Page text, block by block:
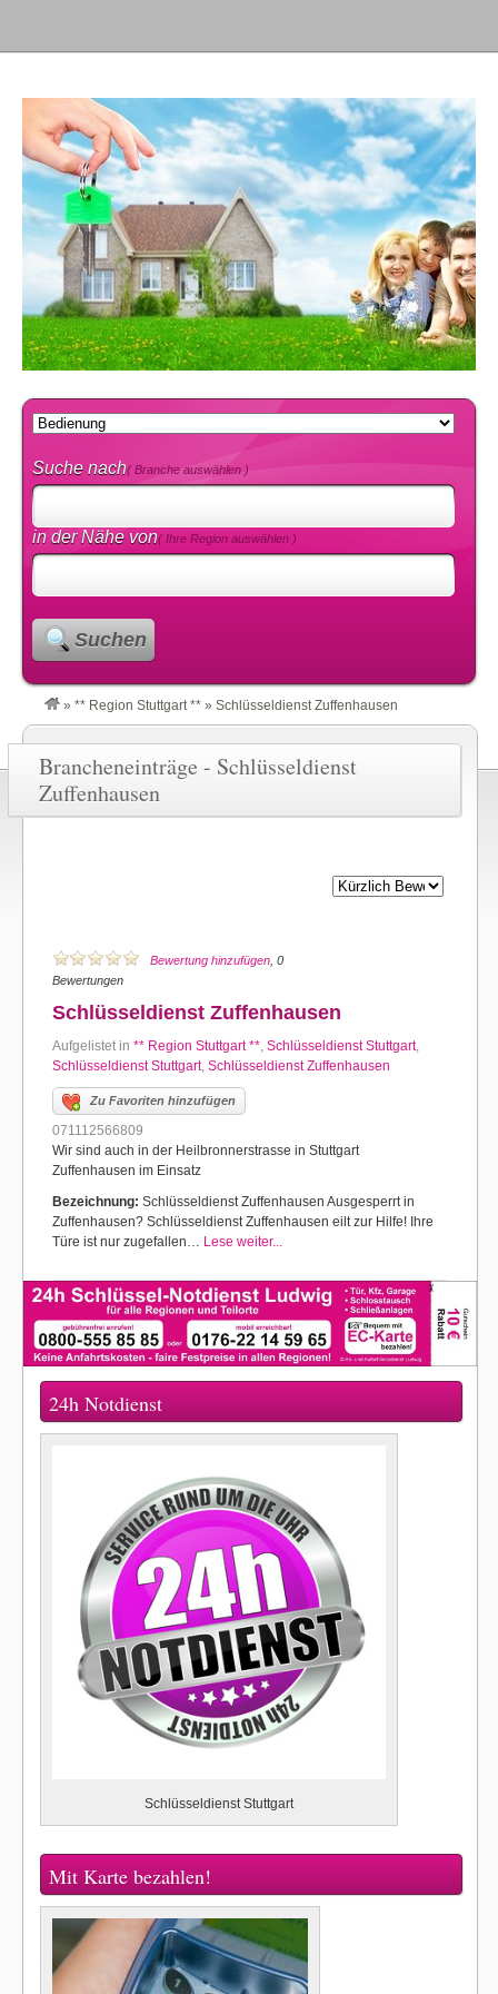
Suche nach( Branche auswählen )
in der Nähe von( Ihre Region auswählen )
Suchen
» ** Region Stuttgart ** » Schlüsseldienst Zuffenhausen
Brancheneinträge - Schlüsseldienst
Zuffenhausen
Bewertung hinzufügen , 0
Bewertungen
Schlüsseldienst Zuffenhausen
Aufgelistet in ** Region Stuttgart **, Schlüsseldienst Stuttgart,
Schlüsseldienst Stuttgart, Schlüsseldienst Zuffenhausen
Zu Favoriten hinzufügen
071112566809
Wir sind auch in der Heilbronnerstrasse in Stuttgart
Zuffenhausen im Einsatz
Bezeichnung: Schlüsseldienst Zuffenhausen Ausgesperrt in
Zuffenhausen? Schlüsseldienst Zuffenhausen eilt zur Hilfe! Ihre
Türe ist nur zugefallen… Lese weiter...
24h Notdienst
Schlüsseldienst Stuttgart
Mit Karte bezahlen!